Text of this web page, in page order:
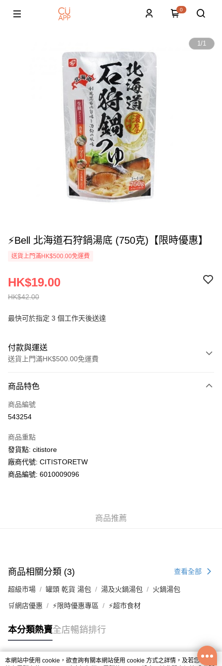
0
1/1
⚡Bell 北海道石狩鍋湯底 (750克)【限時優惠】
送貨上門滿HK$500.00免運費
HK$42.00
HK$19.00
最快可於指定 3 個工作天後送達
付款與運送
送貨上門滿HK$500.00免運費
信用卡
AlipayHK
WeChat Pay
送貨方式
商品特色
商品編號
543254
商品重點
發貨點: citistore
廠商代號: CITISTORETW
商品編號: 6010009096
商品推薦
商品相關分類 (3) 查看全部
超級市場 罐頭 乾貨 湯包 湯及火鍋湯包 火鍋湯包
🛒網店優惠 ⚡限時優惠專區 ⚡超市食材
本分類熱賣全店暢銷排行
本網站中使用 cookie，欲查詢有關本網站使用 cookie 方式之詳情，及若您不希